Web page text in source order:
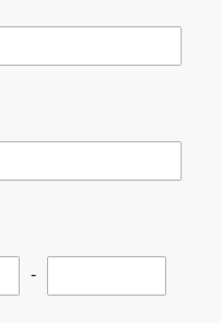
-